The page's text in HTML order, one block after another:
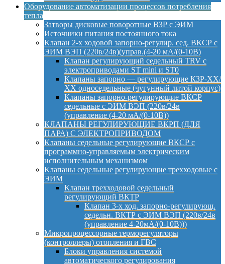
Оборудование автоматизации процессов потребления
тепла
Затворы дисковые поворотные ВЗР с ЭИМ
Источники питания постоянного тока
Клапан 2-х ходовой запорно-регулир. сед. ВКСР с
ЭИМ ВЭП (220в/24в)(управ.(4-20 мА/(0-10В)
Клапан регулирующий седельный TRV с
электроприводами ST mini и ST0
Клапаны запорно — регулирующие КЗР-ХХ/
ХХ односедельные (чугунный литой корпус)
Клапаны запорно-регулирующие ВКСР
седельные с ЭИМ ВЭП (220в/24в
(управление (4-20 мА/(0-10В))
КЛАПАНЫ РЕГУЛИРУЮЩИЕ ВКРП (ДЛЯ
ПАРА) С ЭЛЕКТРОПРИВОДОМ
Клапаны седельные регулирующие ВКСР с
программно-управляемым электрическим
исполнительным механизмом
Клапаны седельные регулирующие трехходовые с
ЭИМ
Клапан трехходовой седельный
регулирующий ВКТР
Клапан 3-х ход. запорно-регулирующ.
седельн. ВКТР с ЭИМ ВЭП (220в/24в
(управление 4-20мА/(0-10В)))
Микропроцессорные терморегуляторы
(контроллеры) отопления и ГВС
Блоки управления системой
автоматического регулирования